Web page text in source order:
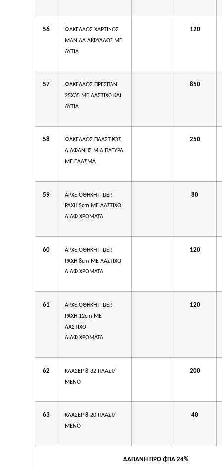
56
ΦΑΚΕΛΛΟΣ ΧΑΡΤΙΝΟΣ
ΜΑΝΙΛΑ ΔΙΦΥΛΛΟΣ ΜΕ
ΑΥΤΙΑ
120
57
ΦΑΚΕΛΛΟΣ ΠΡΕΣΠΑΝ
25Χ35 ΜΕ ΛΑΣΤΙΧΟ ΚΑΙ
ΑΥΤΙΑ
850
58
ΦΑΚΕΛΛΟΣ ΠΛΑΣΤΙΚΟΣ
ΔΙΑΦΑΝΗΣ ΜΙΑ ΠΛΕΥΡΑ
ΜΕ ΕΛΑΣΜΑ
250
59
ΑΡΧΕΙΟΘΗΚΗ FIBER
ΡΑΧΗ 5cm ΜΕ ΛΑΣΤΙΧΟ
ΔΙΑΦ.ΧΡΩΜΑΤΑ
80
60
ΑΡΧΕΙΟΘΗΚΗ FIBER
ΡΑΧΗ 8cm ΜΕ ΛΑΣΤΙΧΟ
ΔΙΑΦ.ΧΡΩΜΑΤΑ
120
61
ΑΡΧΕΙΟΘΗΚΗ FIBER
ΡΑΧΗ 12cm ΜΕ
ΛΑΣΤΙΧΟ
ΔΙΑΦ.ΧΡΩΜΑΤΑ
120
62
ΚΛΑΣΕΡ 8-32 ΠΛΑΣΤ/
ΜΕΝΟ
200
63
ΚΛΑΣΕΡ 8-20 ΠΛΑΣΤ/
ΜΕΝΟ
40
ΔΑΠΑΝΗ ΠΡΟ ΦΠΑ 24%